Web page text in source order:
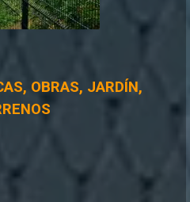
OBRAS, JARDÍN,